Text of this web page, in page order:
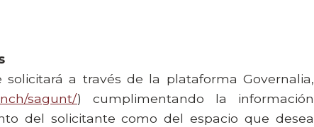
solicitará a través de la plataforma Governalia,
sagunt/) cumplimentando la información
del solicitante como del espacio que desea